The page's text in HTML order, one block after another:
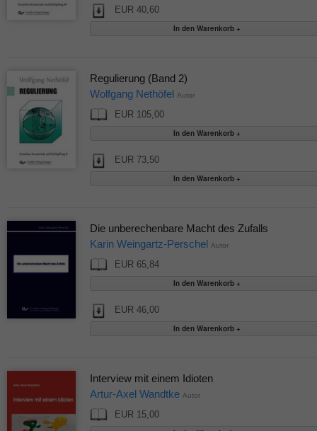
EUR 40,60
Regulierung (Band 2)
Wolfgang Nethöfel Autor
EUR 105,00
EUR 73,50
Die unberechenbare Macht des Zufalls
Karin Weingartz-Perschel Autor
EUR 65,84
EUR 46,00
Interview mit einem Idioten
Artur-Axel Wandtke Autor
EUR 15,00